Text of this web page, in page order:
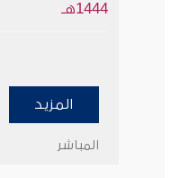
1444هـ
المزيد
المباشر